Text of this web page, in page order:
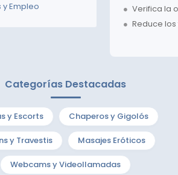
y Empleo
Verifica la
Reduce
Categorías Destacadas
y Escorts Chaperos y Gigolós
y Travestis Masajes Eróticos
Webcams y Videollamadas